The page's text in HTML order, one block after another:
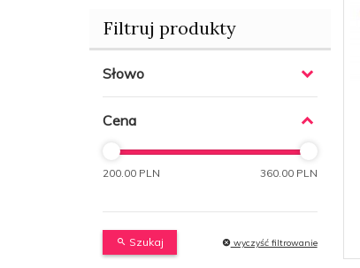
Filtruj produkty
Słowo
Cena
200.00 PLN 360.00 PLN
Szukaj wyczyść filtrowanie